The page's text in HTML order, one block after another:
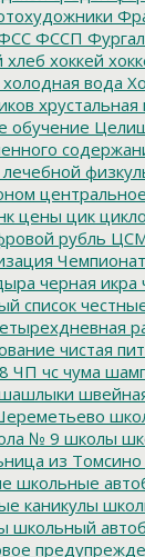
ФССП Фургал
хлеб хоккей
холодная вода
обучение
цены цик
рубль
черная икра
список
чистая
ЧП чс чума
№ 9 школы
из Томсино
школьные
каникулы
школьный